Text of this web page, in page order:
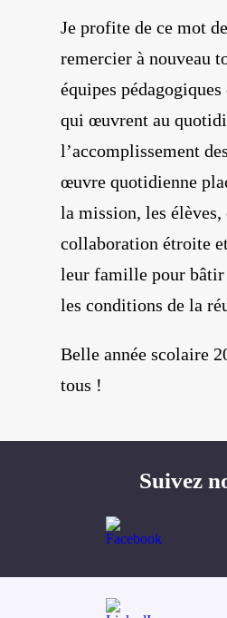
Je profite de ce mot
remercier à nouveau
équipes
qui œuvrent au
l’accomplissement
œuvre quotidienne
la mission, les élèves,
collaboration étroite
leur famille pour bâtir
les conditions de la
Belle année scolaire
tous !
Suivez